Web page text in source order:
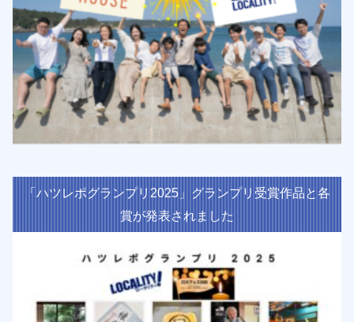
「ハツレポグランプリ2025」グランプリ受賞作品と各
賞が発表されました